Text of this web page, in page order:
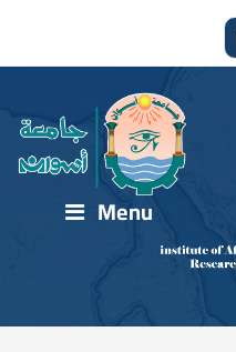
Menu